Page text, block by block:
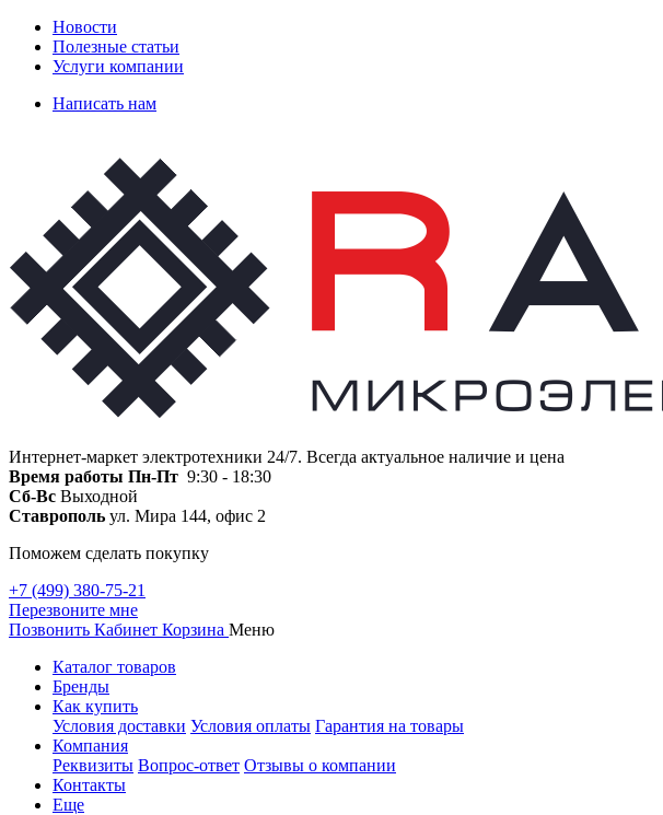
Новости
Полезные статьи
Услуги компании
Написать нам
Интернет-маркет электротехники 24/7. Всегда актуальное наличие и цена
Время работы Пн-Пт 9:30 - 18:30
Сб-Вс Выходной
Ставрополь ул. Мира 144, офис 2
Поможем сделать покупку
+7 (499) 380-75-21
Перезвоните мне
Позвонить Кабинет Корзина Меню
Каталог товаров
Бренды
Как купить
Условия доставки Условия оплаты Гарантия на товары
Компания
Реквизиты Вопрос-ответ Отзывы о компании
Контакты
Еще